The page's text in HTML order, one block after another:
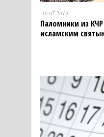
30.07.2019
Паломники из
исламским